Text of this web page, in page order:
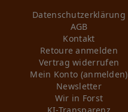
Daten­schutz­erklärung
AGB
Kontakt
Retoure anmelden
Vertrag widerrufen
Mein Konto (anmelden)
Newsletter
Wir in Forst